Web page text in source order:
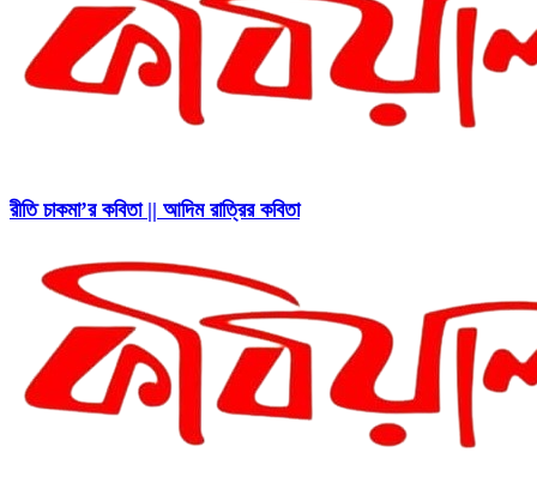
রীতি চাকমা’র কবিতা || আদিম রাত্রির কবিতা